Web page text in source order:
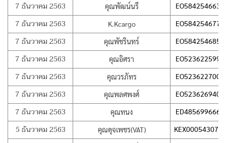
7 ธันวาคม 2563 คุณพัฒน์นรี
7 ธันวาคม 2563 K.Kcargo
7 ธันวาคม 2563 คุณพัชรินทร์
7 ธันวาคม 2563 คุณอิศรา
7 ธันวาคม 2563 คุณวรภัทร
7 ธันวาคม 2563 คุณพลศพงศ์
7 ธันวาคม 2563 คุณทนง
5 ธันวาคม 2563 คุณดุจเพชร(VAT)